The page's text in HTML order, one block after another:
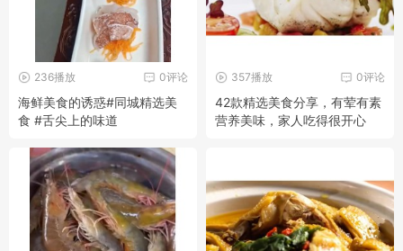
0评论
236播放
海鲜美食的诱惑#同城精选美
食 #舌尖上的味道
0评论
357播放
42款精选美食分享，有荤有素
营养美味，家人吃得很开心